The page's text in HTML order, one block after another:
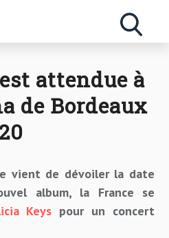
Artistes
attendue à
de Bordeaux
vient de dévoiler la date
album, la France se
Keys pour un concert